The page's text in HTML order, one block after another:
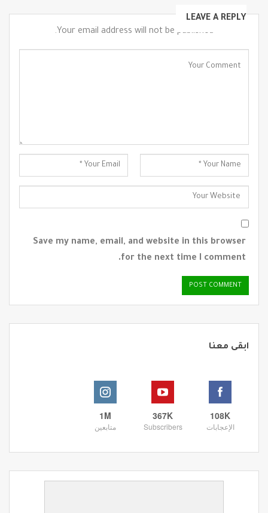
LEAVE A REPLY
Your email address will not be published.
Save my name, email, and website in this browser
for the next time I comment.
ابقى معنا
108K
الإعجابات
367K
Subscribers
1M
متابعين